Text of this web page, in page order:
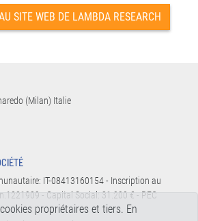
SITE WEB DE LAMBDA RESEARCH
(Milan) Italie
IT-08413160154 - Inscription au
- Capital Social: 31.200 € - PEC
propriétaires et tiers. En